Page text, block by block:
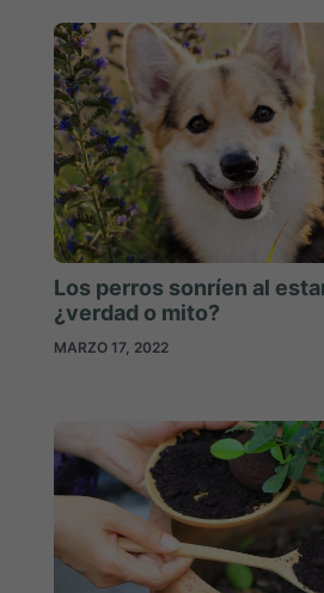
Los perros sonríen al
¿verdad o mito?
MARZO 17, 2022